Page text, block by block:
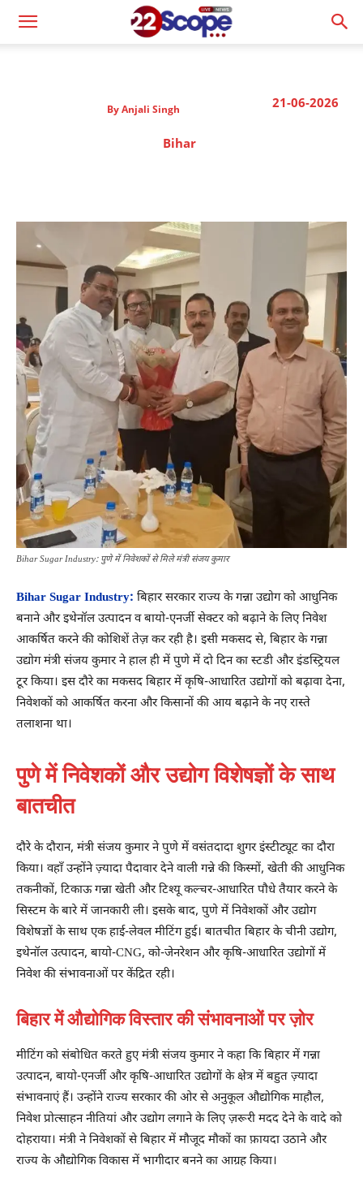
21-06-2026
By Anjali Singh
Bihar
Bihar Sugar Industry: पुणे में निवेशकों से मिले मंत्री संजय कुमार
Bihar Sugar Industry: बिहार सरकार राज्य के गन्ना उद्योग को आधुनिक
बनाने और इथेनॉल उत्पादन व बायो-एनर्जी सेक्टर को बढ़ाने के लिए निवेश
आकर्षित करने की कोशिशें तेज़ कर रही है। इसी मकसद से, बिहार के गन्ना
उद्योग मंत्री संजय कुमार ने हाल ही में पुणे में दो दिन का स्टडी और इंडस्ट्रियल
टूर किया। इस दौरे का मकसद बिहार में कृषि-आधारित उद्योगों को बढ़ावा देना,
निवेशकों को आकर्षित करना और किसानों की आय बढ़ाने के नए रास्ते
तलाशना था।
पुणे में निवेशकों और उद्योग विशेषज्ञों के साथ
बातचीत
दौरे के दौरान, मंत्री संजय कुमार ने पुणे में वसंतदादा शुगर इंस्टीट्यूट का दौरा
किया। वहाँ उन्होंने ज़्यादा पैदावार देने वाली गन्ने की किस्मों, खेती की आधुनिक
तकनीकों, टिकाऊ गन्ना खेती और टिश्यू कल्चर-आधारित पौधे तैयार करने के
सिस्टम के बारे में जानकारी ली। इसके बाद, पुणे में निवेशकों और उद्योग
विशेषज्ञों के साथ एक हाई-लेवल मीटिंग हुई। बातचीत बिहार के चीनी उद्योग,
इथेनॉल उत्पादन, बायो-CNG, को-जेनरेशन और कृषि-आधारित उद्योगों में
निवेश की संभावनाओं पर केंद्रित रही।
बिहार में औद्योगिक विस्तार की संभावनाओं पर ज़ोर
मीटिंग को संबोधित करते हुए मंत्री संजय कुमार ने कहा कि बिहार में गन्ना
उत्पादन, बायो-एनर्जी और कृषि-आधारित उद्योगों के क्षेत्र में बहुत ज़्यादा
संभावनाएं हैं। उन्होंने राज्य सरकार की ओर से अनुकूल औद्योगिक माहौल,
निवेश प्रोत्साहन नीतियां और उद्योग लगाने के लिए ज़रूरी मदद देने के वादे को
दोहराया। मंत्री ने निवेशकों से बिहार में मौजूद मौकों का फ़ायदा उठाने और
राज्य के औद्योगिक विकास में भागीदार बनने का आग्रह किया।